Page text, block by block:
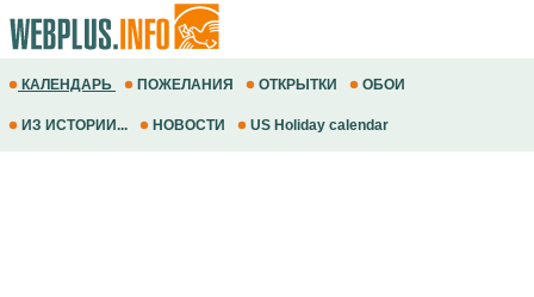
КАЛЕНДАРЬ ПОЖЕЛАНИЯ ОТКРЫТКИ ОБОИ
ИЗ ИСТОРИИ... НОВОСТИ US Holiday calendar